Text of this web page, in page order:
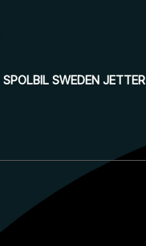
SPOLBIL SWEDEN JETTER